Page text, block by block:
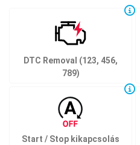
DTC Removal (123, 456,
789)
Start / Stop kikapcsolás